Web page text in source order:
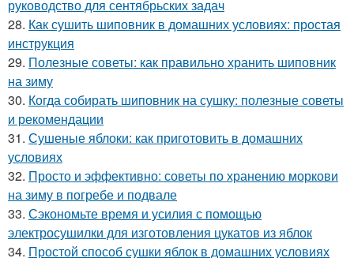
руководство для сентябрьских задач
28. Как сушить шиповник в домашних условиях: простая
инструкция
29. Полезные советы: как правильно хранить шиповник
на зиму
30. Когда собирать шиповник на сушку: полезные советы
и рекомендации
31. Сушеные яблоки: как приготовить в домашних
условиях
32. Просто и эффективно: советы по хранению моркови
на зиму в погребе и подвале
33. Сэкономьте время и усилия с помощью
электросушилки для изготовления цукатов из яблок
34. Простой способ сушки яблок в домашних условиях